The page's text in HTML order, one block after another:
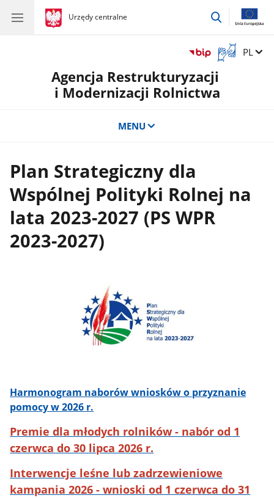
gov.pl
Urzędy centralne
gov.pl
Urzędy
przejdź
Otwórz
okno
z
tłumaczem
Zmień
PL
Agencja Restrukturyzacji
i Modernizacji Rolnictwa
MENU
Plan Strategiczny dla
Wspólnej Polityki Rolnej na
lata 2023-2027 (PS WPR
2023-2027)
Harmonogram naborów wniosków o przyznanie
pomocy w 2026 r.
Premie dla młodych rolników - nabór od 1
czerwca do 30 lipca 2026 r.
Interwencje leśne lub zadrzewieniowe
kampania 2026 - wnioski od 1 czerwca do 31